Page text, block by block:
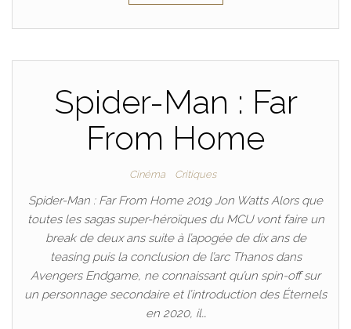
Spider-Man : Far
From Home
Cinéma Critiques
Spider-Man : Far From Home 2019 Jon Watts Alors que
toutes les sagas super-héroïques du MCU vont faire un
break de deux ans suite à l’apogée de dix ans de
teasing puis la conclusion de l’arc Thanos dans
Avengers Endgame, ne connaissant qu’un spin-off sur
un personnage secondaire et l’introduction des Éternels
en 2020, il…